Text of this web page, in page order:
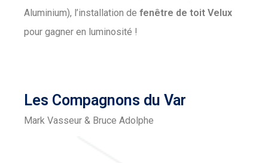
Aluminium), l’installation de fenêtre de toit Velux
pour gagner en luminosité !
Les Compagnons du Var
Mark Vasseur & Bruce Adolphe